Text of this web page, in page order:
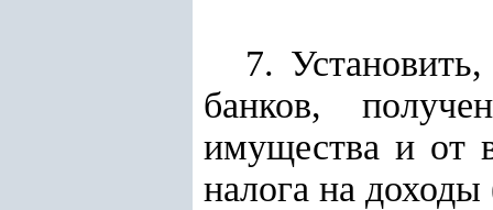
7.
банков,
имущества и от
налога на